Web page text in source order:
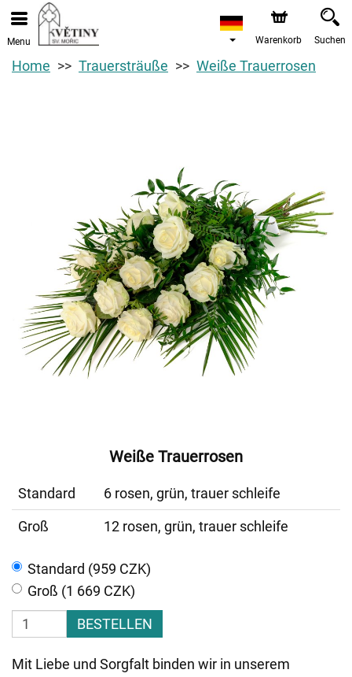
Menu Warenkorb Suchen
Home Trauersträuße Weiße Trauerrosen
Weiße Trauerrosen
Standard
6 rosen, grün, trauer schleife
Groß
12 rosen, grün, trauer schleife
Standard (959 CZK)
Groß (1 669 CZK)
BESTELLEN
Mit Liebe und Sorgfalt binden wir in unserem